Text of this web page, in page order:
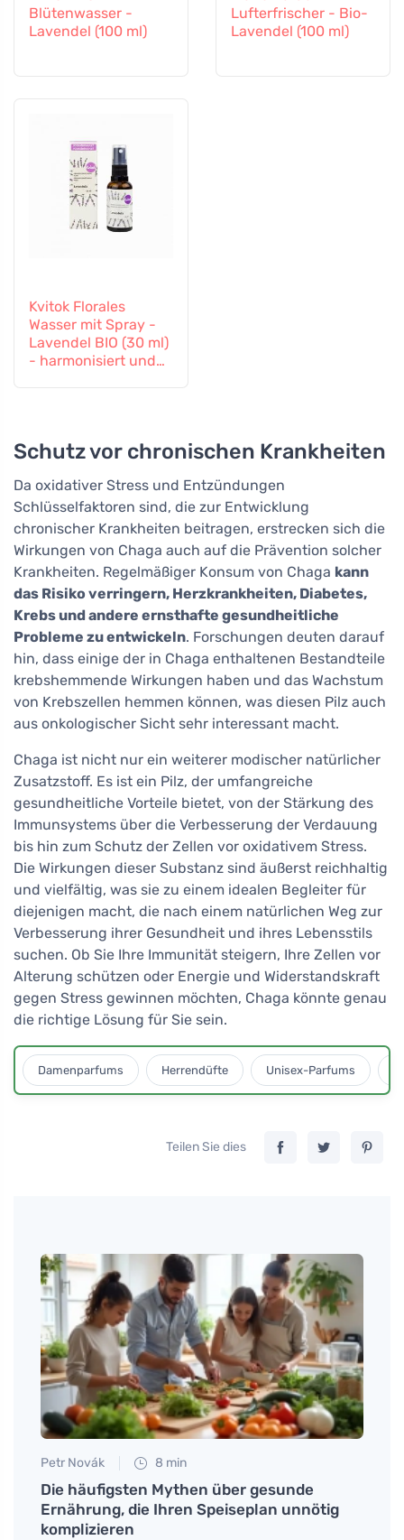
Blütenwasser -
Lavendel (100 ml)
Lufterfrischer - Bio-
Lavendel (100 ml)
Kvitok Florales
Wasser mit Spray -
Lavendel BIO (30 ml)
- harmonisiert und
Schutz vor chronischen Krankheiten
Da oxidativer Stress und Entzündungen
Schlüsselfaktoren sind, die zur Entwicklung
chronischer Krankheiten beitragen, erstrecken sich die
Wirkungen von Chaga auch auf die Prävention solcher
Krankheiten. Regelmäßiger Konsum von Chaga kann
das Risiko verringern, Herzkrankheiten, Diabetes,
Krebs und andere ernsthafte gesundheitliche
Probleme zu entwickeln. Forschungen deuten darauf
hin, dass einige der in Chaga enthaltenen Bestandteile
krebshemmende Wirkungen haben und das Wachstum
von Krebszellen hemmen können, was diesen Pilz auch
aus onkologischer Sicht sehr interessant macht.
Chaga ist nicht nur ein weiterer modischer natürlicher
Zusatzstoff. Es ist ein Pilz, der umfangreiche
gesundheitliche Vorteile bietet, von der Stärkung des
Immunsystems über die Verbesserung der Verdauung
bis hin zum Schutz der Zellen vor oxidativem Stress.
Die Wirkungen dieser Substanz sind äußerst reichhaltig
und vielfältig, was sie zu einem idealen Begleiter für
diejenigen macht, die nach einem natürlichen Weg zur
Verbesserung ihrer Gesundheit und ihres Lebensstils
suchen. Ob Sie Ihre Immunität steigern, Ihre Zellen vor
Alterung schützen oder Energie und Widerstandskraft
gegen Stress gewinnen möchten, Chaga könnte genau
die richtige Lösung für Sie sein.
Damenparfums Herrendüfte Unisex-Parfums
Teilen Sie dies
Petr Novák 8 min
Die häufigsten Mythen über gesunde
Ernährung, die Ihren Speiseplan unnötig
komplizieren